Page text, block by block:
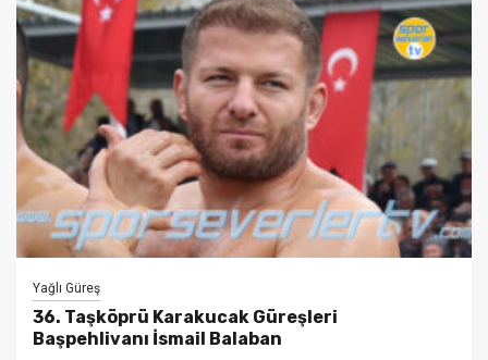
Yağlı Güreş
36. Taşköprü Karakucak Güreşleri
Başpehlivanı İsmail Balaban